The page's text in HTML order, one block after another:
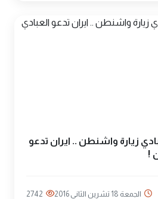
زيارة واشنطن .. ايران تدعو
!
الجمعة 18 تشرين الثاني 2016 2742